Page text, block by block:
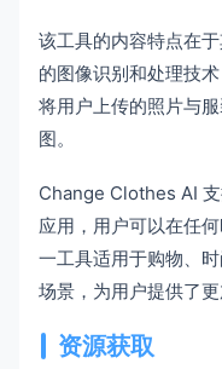
该工具的内容特点在
的图像识别和处理技
将用户上传的照片与
图。
Change Clothes AI
应用，用户可以在任
一工具适用于购物、
场景，为用户提供了
资源获取